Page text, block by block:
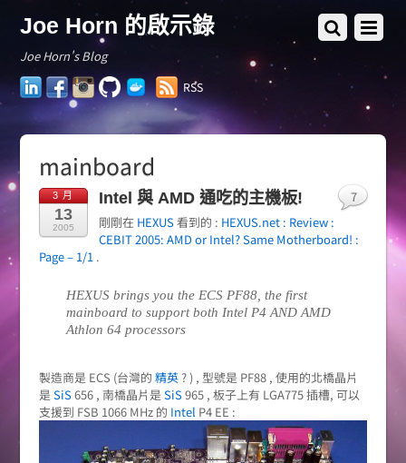
Joe Horn 的啟示錄
Joe Horn's Blog
LinkedInFacebookInstagram
GitHubDocker
Hub
RSS
mainboard
3 月
13
2005
Intel 與 AMD 通吃的主機板!
剛剛在 HEXUS看到的 : HEXUS.net : Review :
CEBIT 2005: AMD or Intel? Same Motherboard! :
Page – 1/1.
HEXUS brings you the ECS PF88, the first
mainboard to support both Intel P4 AND AMD
Athlon 64 processors
製造商是 ECS (台灣的 精英? ) , 型號是 PF88 , 使用的北橋晶片
是SiS656 , 南橋晶片是SiS965 , 板子上有 LGA775 插槽, 可以
支援到 FSB 1066 MHz 的 Intel P4 EE :
7